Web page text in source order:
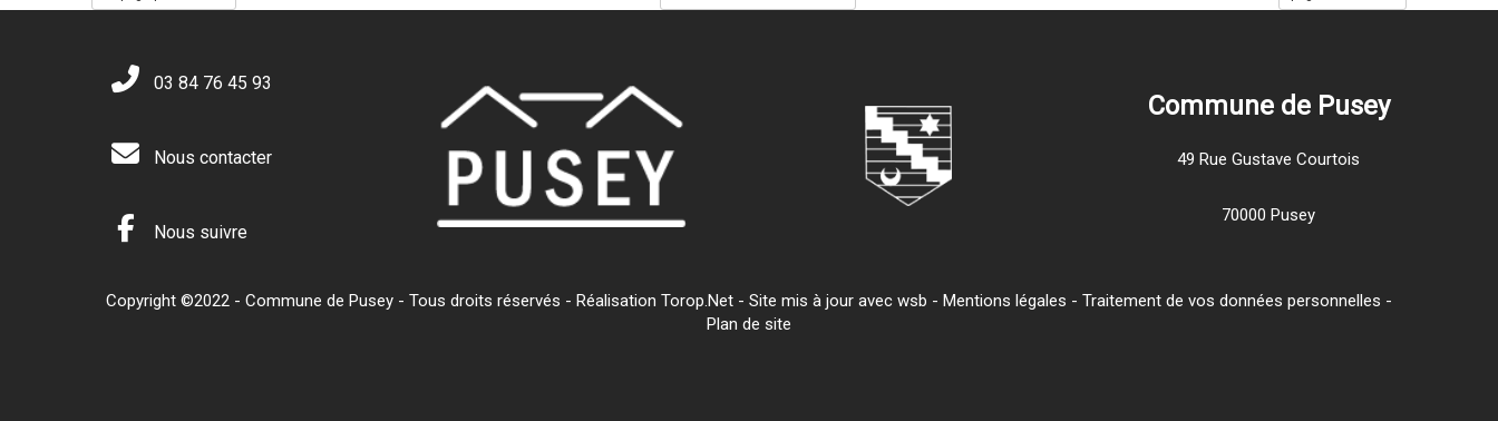
03 84 76 45 93
Nous contacter
Nous suivre
Commune de Pusey
49 Rue Gustave Courtois
70000 Pusey
Copyright ©2022 - Commune de Pusey - Tous droits réservés - Réalisation Torop.Net - Site mis à jour avec wsb - Mentions légales - Traitement de vos données personnelles -
Plan de site